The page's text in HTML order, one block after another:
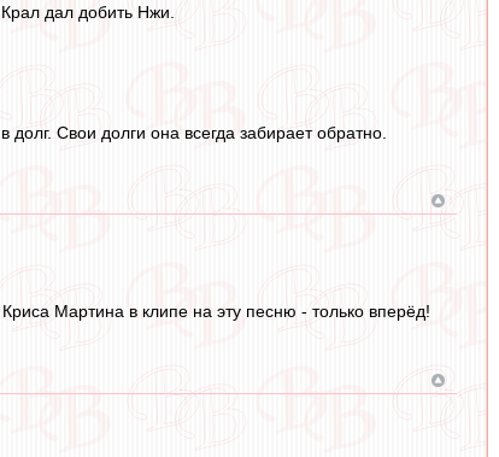
дал добить Нжи.
Свои долги она всегда забирает обратно.
Мартина в клипе на эту песню - только вперёд!